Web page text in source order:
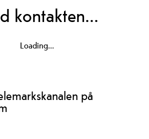
Loading...
kontakten...
på Facebook
på